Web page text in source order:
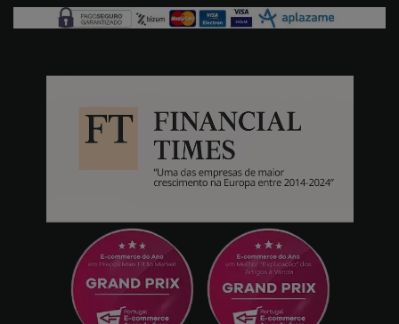
aplicações e jogos para poder expandir a
só desceu 20 por cento. O som é excelente
mostram muita qualidade. A interface do
utilizador é muito limpa, quase sem
aplicações incómodas instaladas. A câmara,
embora não seja profissional, cumpre a sua
também tem uma função de modo noturno
que funciona maravilhosamente. A única
coisa de que não gostei é que, embora tenha
lido que se podia expandir o espaço em
disco com um cartão SD, isso não é verdade,